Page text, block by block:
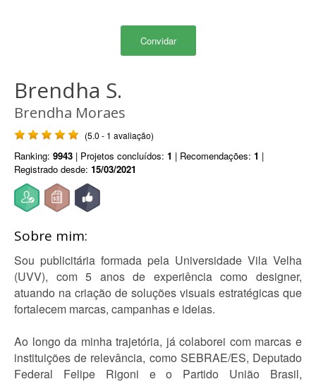
Convidar
Brendha S.
Brendha Moraes
(5.0 - 1 avaliação)
Ranking: 9943 | Projetos concluídos: 1 | Recomendações: 1 |
Registrado desde: 15/03/2021
Sobre mim:
Sou publicitária formada pela Universidade Vila Velha
(UVV), com 5 anos de experiência como designer,
atuando na criação de soluções visuais estratégicas que
fortalecem marcas, campanhas e ideias.
Ao longo da minha trajetória, já colaborei com marcas e
instituições de relevância, como SEBRAE/ES, Deputado
Federal Felipe Rigoni e o Partido União Brasil,